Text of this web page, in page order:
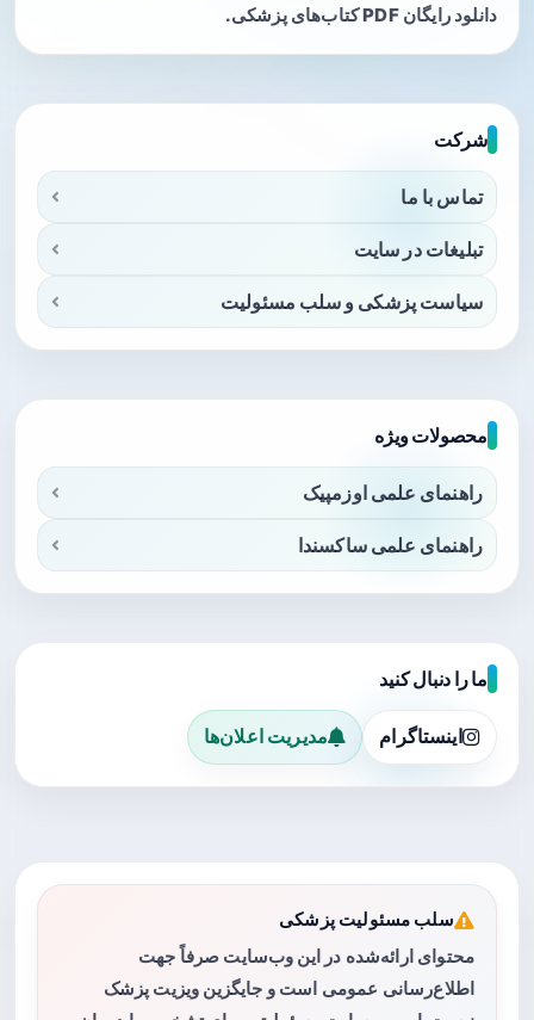
دانلود رایگان PDF کتاب‌های پزشکی.
شرکت
تماس با ما
تبلیغات در سایت
سیاست پزشکی و سلب مسئولیت
محصولات ویژه
راهنمای علمی اوزمپیک
راهنمای علمی ساکسندا
ما را دنبال کنید
اینستاگرام مدیریت اعلان‌ها
سلب مسئولیت پزشکی
محتوای ارائه‌شده در این وب‌سایت صرفاً جهت
اطلاع‌رسانی عمومی است و جایگزین ویزیت پزشک